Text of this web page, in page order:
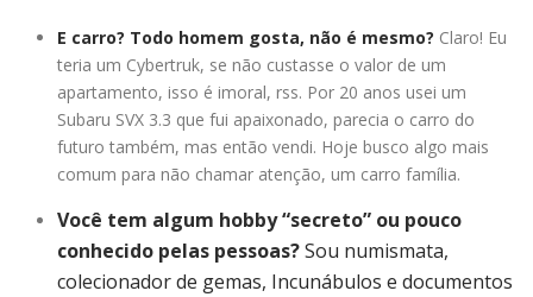
E carro? Todo homem gosta, não é mesmo? Claro! Eu
teria um Cybertruk, se não custasse o valor de um
apartamento, isso é imoral, rss. Por 20 anos usei um
Subaru SVX 3.3 que fui apaixonado, parecia o carro do
futuro também, mas então vendi. Hoje busco algo mais
comum para não chamar atenção, um carro família.
Você tem algum hobby “secreto” ou pouco
conhecido pelas pessoas?Sou numismata,
colecionador de gemas, Incunábulos e documentos